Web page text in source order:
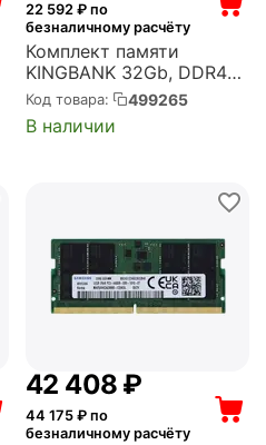
22 592₽ по
безналичному расчёту
Комплект памяти
KINGBANK 32Gb, DDR4
DIMM, 3200MHz, KJXS
Silver 2 модуля, 25600
Мб/с, CL16, 1.35 В, XMP,
Код товара: 499265
В наличии
42 408 ₽
44 175₽ по
безналичному расчёту